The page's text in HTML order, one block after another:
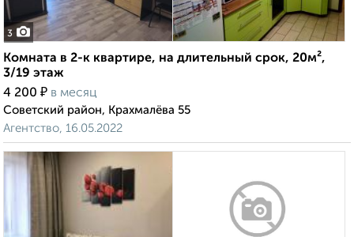
3
Комната в 2-к квартире, на длительный срок, 20м²,
3/19 этаж
4 200 ₽ в месяц
Советский район, Крахмалёва 55
Агентство, 16.05.2022